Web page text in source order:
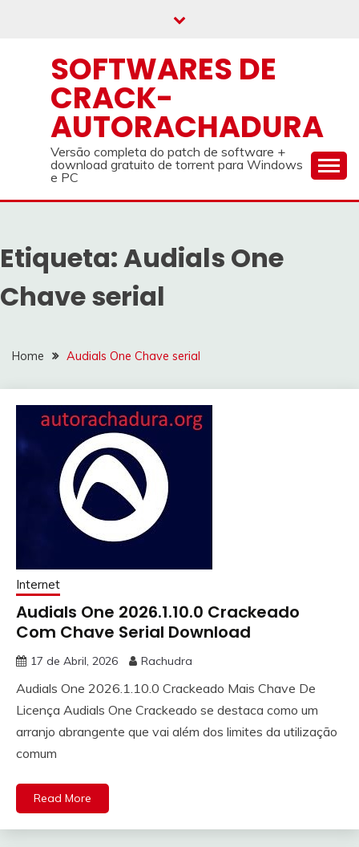
SOFTWARES DE
CRACK-
AUTORACHADURA
Versão completa do patch de software +
download gratuito de torrent para Windows
e PC
Etiqueta:Audials One
Chave serial
Home Audials One Chave serial
Internet
Audials One 2026.1.10.0 Crackeado
Com Chave Serial Download
17 de Abril, 2026 Rachudra
Audials One 2026.1.10.0 Crackeado Mais Chave De
Licença Audials One Crackeado se destaca como um
arranjo abrangente que vai além dos limites da utilização
comum
Read More